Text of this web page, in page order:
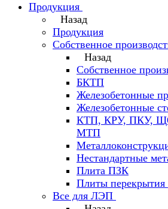
Продукция
Назад
Продукция
Собственное
Назад
Собственное
БКТП
Железобетонные
Железобетонные
КТП, КРУ, ПКУ,
МТП
Нестандартные
Плита ПЗК
Плиты
Все для ЛЭП